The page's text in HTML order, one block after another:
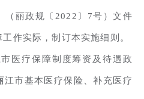
（丽政规〔2022〕7号）文件
作实际，制订本实施细则。
医疗保障制度筹资及待遇政
市基本医疗保险、补充医疗